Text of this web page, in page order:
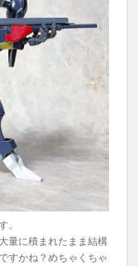
。
量に積まれたまま結構
すかね？めちゃくちゃ